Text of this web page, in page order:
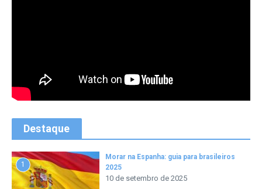
Destaque
1
Morar na Espanha: guia para brasileiros
2025
10 de setembro de 2025